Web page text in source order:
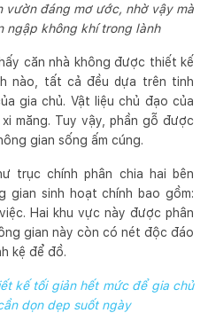
vườn đáng mơ ước, nhờ vậy mà
ngập không khí trong lành
căn nhà không được thiết kế
nào, tất cả đều dựa trên tinh
gia chủ. Vật liệu chủ đạo của
măng. Tuy vậy, phần gỗ được
gian sống ấm cúng.
trục chính phân chia hai bên
gian sinh hoạt chính bao gồm:
Hai khu vực này được phân
gian này còn có nét độc đáo
kệ để đồ.
kế tối giản hết mức để gia chủ
dọn dẹp suốt ngày